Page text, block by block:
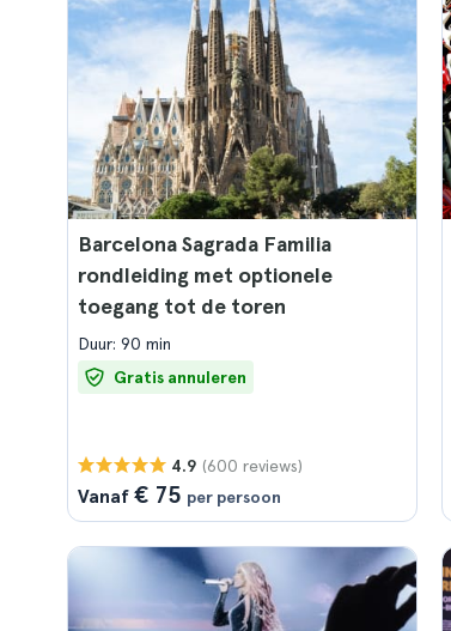
Barcelona Sagrada Familia
rondleiding met optionele
toegang tot de toren
Duur: 90 min
Gratis annuleren
4.9 (600 reviews)
Vanaf € 75 per persoon